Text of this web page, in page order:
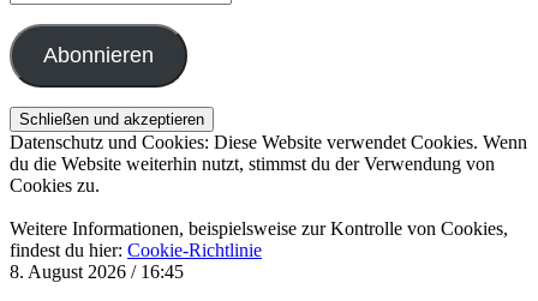
Mail-
Adresse
Abonnieren
Datenschutz und Cookies: Diese Website verwendet Cookies. Wenn
du die Website weiterhin nutzt, stimmst du der Verwendung von
Cookies zu.
Weitere Informationen, beispielsweise zur Kontrolle von Cookies,
findest du hier: Cookie-Richtlinie
8. August 2026 / 16:45